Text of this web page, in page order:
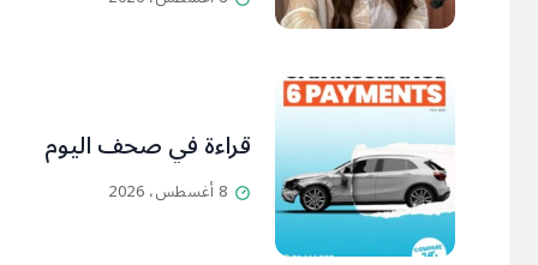
قراءة في صحف اليوم
8 أغسطس، 2026